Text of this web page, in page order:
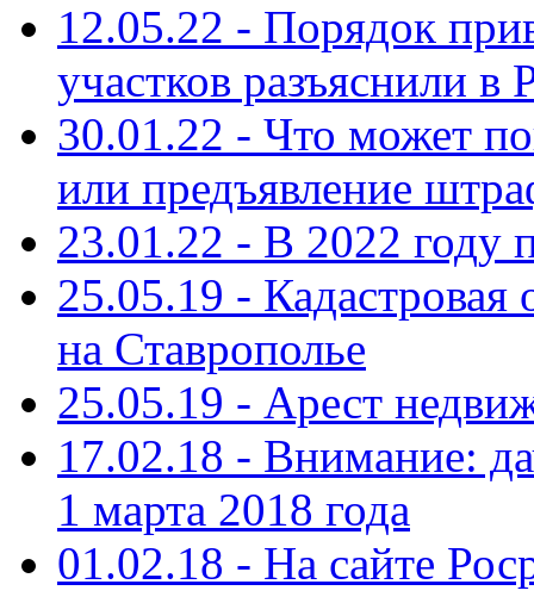
12.05.22 - Порядок
участков разъяснили в
30.01.22 - Что может
или предъявление
23.01.22 - В 2022 году
25.05.19 -
на Ставрополье
25.05.19 - Арест
17.02.18 - Внимание:
1 марта 2018 года
01.02.18 - На сайте